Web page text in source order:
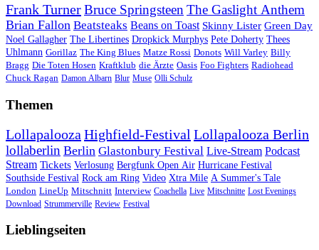
Frank TurnerBruce Springsteen The Gaslight Anthem
Brian Fallon Beatsteaks Beans on Toast Skinny Lister Green Day
Noel Gallagher The Libertines Dropkick Murphys Pete Doherty Thees
Uhlmann Gorillaz The King Blues Matze Rossi Donots Will Varley Billy
Bragg Die Toten Hosen Kraftklub die Ärzte Oasis Foo Fighters Radiohead
Chuck Ragan Damon Albarn Blur Muse Olli Schulz
Themen
Lollapalooza Highfield-Festival Lollapalooza Berlin
lollaberlin Berlin Glastonbury Festival Live-Stream Podcast
Stream Tickets Verlosung Bergfunk Open Air Hurricane Festival
Southside Festival Rock am Ring Video Xtra Mile A Summer's Tale
London LineUp Mitschnitt Interview Coachella Live Mitschnitte Lost Evenings
Download Strummerville Review Festival
Lieblingseiten